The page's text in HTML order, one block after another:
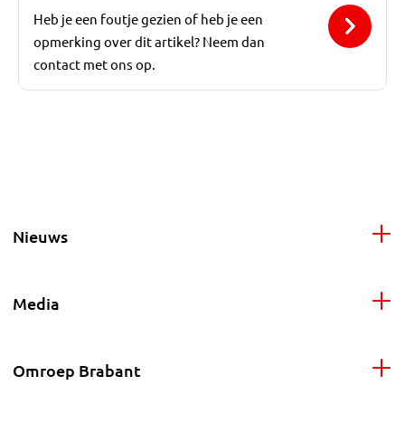
Heb je een foutje gezien of heb je een
opmerking over dit artikel? Neem dan
contact met ons op.
Nieuws
Media
Omroep Brabant